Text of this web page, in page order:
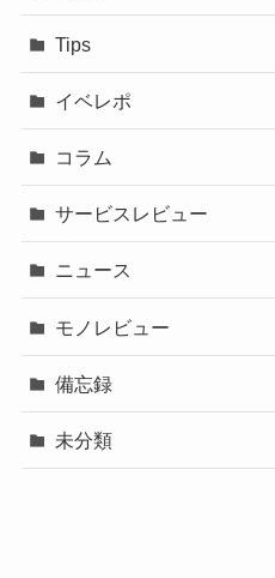
Tips
イベレポ
コラム
サービスレビュー
ニュース
モノレビュー
備忘録
未分類